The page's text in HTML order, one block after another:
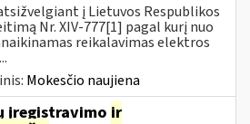
į Lietuvos Respublikos
Nr. XIV-777[1] pagal kurį nuo
reikalavimas elektros
Mokesčio naujiena
įregistravimo ir